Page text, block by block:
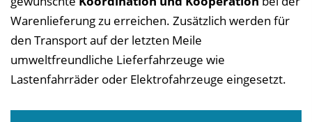
Warenlieferung zu erreichen. Zusätzlich werden für
den Transport auf der letzten Meile
umweltfreundliche Lieferfahrzeuge wie
Lastenfahrräder oder Elektrofahrzeuge eingesetzt.